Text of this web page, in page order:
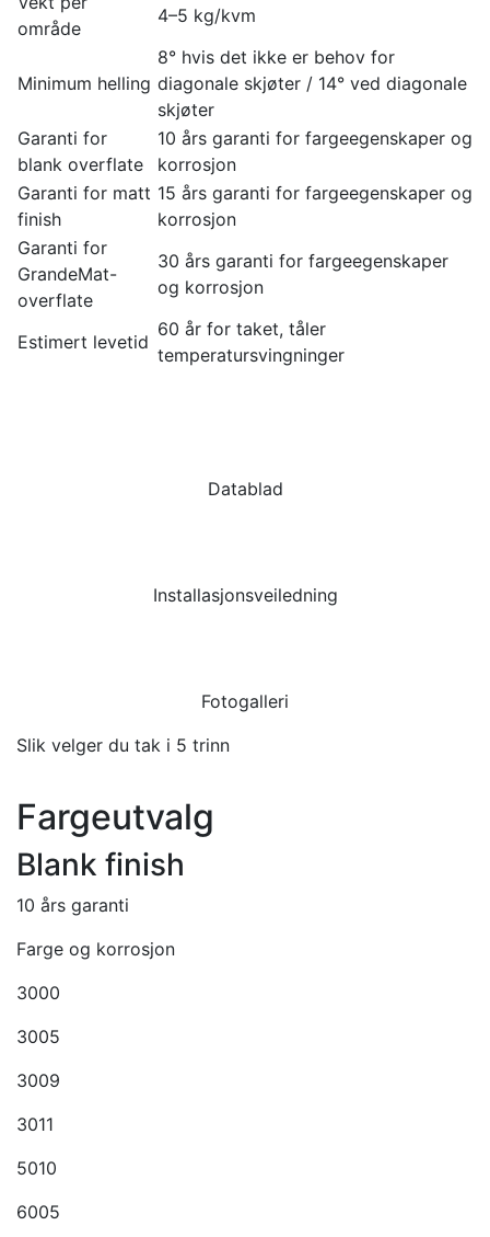
område
4–5 kg/kvm
Minimum helling
8° hvis det ikke er behov for
diagonale skjøter / 14° ved diagonale
skjøter
Garanti for
blank overflate
10 års garanti for fargeegenskaper og
korrosjon
Garanti for matt
finish
15 års garanti for fargeegenskaper og
korrosjon
Garanti for
GrandeMat-
overflate
30 års garanti for fargeegenskaper
og korrosjon
Estimert levetid
60 år for taket, tåler
temperatursvingninger
Datablad
Installasjonsveiledning
Fotogalleri
Slik velger du tak i 5 trinn
Fargeutvalg
Blank finish
10 års garanti
Farge og korrosjon
3000
3005
3009
3011
5010
6005